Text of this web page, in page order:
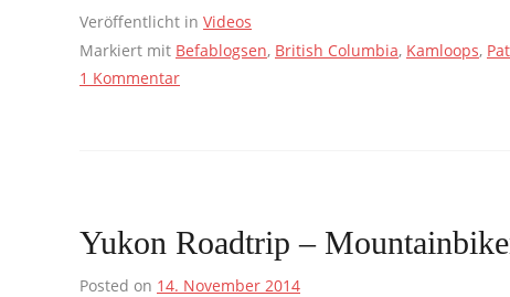
Veröffentlicht in Videos
Markiert mit Befablogsen, British Columbia, Kamloops,
1 Kommentar
Yukon Roadtrip –
Posted on 14. November 2014